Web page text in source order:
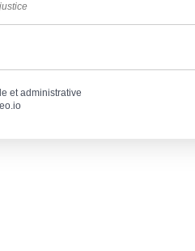
et administrative